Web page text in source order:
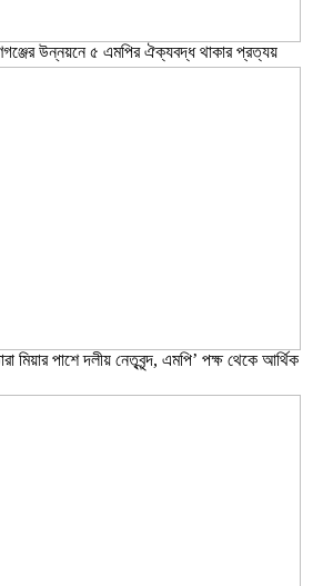
উন্নয়নে ৫ এমপির ঐক্যবদ্ধ থাকার প্রত্যয়
মিয়ার পাশে দলীয় নেতৃবৃন্দ, এমপি’ পক্ষ থেকে আর্থিক